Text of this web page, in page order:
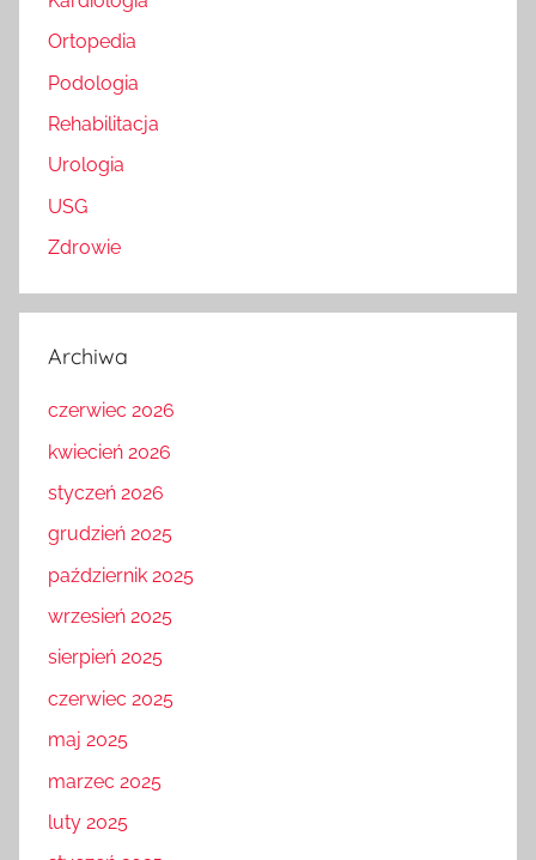
Ortopedia
Podologia
Rehabilitacja
Urologia
USG
Zdrowie
Archiwa
czerwiec 2026
kwiecień 2026
styczeń 2026
grudzień 2025
październik 2025
wrzesień 2025
sierpień 2025
czerwiec 2025
maj 2025
marzec 2025
luty 2025